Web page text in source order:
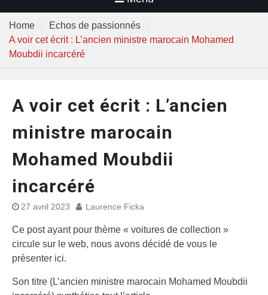
Home
Echos de passionnés
A voir cet écrit : L’ancien ministre marocain Mohamed
Moubdii incarcéré
A voir cet écrit : L’ancien
ministre marocain
Mohamed Moubdii
incarcéré
27 avril 2023 Laurence Ficka
Ce post ayant pour thème « voitures de collection »
circule sur le web, nous avons décidé de vous le
présenter ici.
Son titre (L’ancien ministre marocain Mohamed Moubdii